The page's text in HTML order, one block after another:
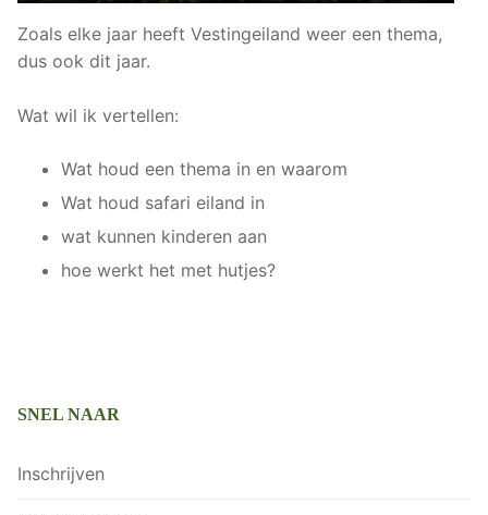
Zoals elke jaar heeft Vestingeiland weer een thema,
dus ook dit jaar.
Wat wil ik vertellen:
Wat houd een thema in en waarom
Wat houd safari eiland in
wat kunnen kinderen aan
hoe werkt het met hutjes?
SNEL NAAR
Inschrijven